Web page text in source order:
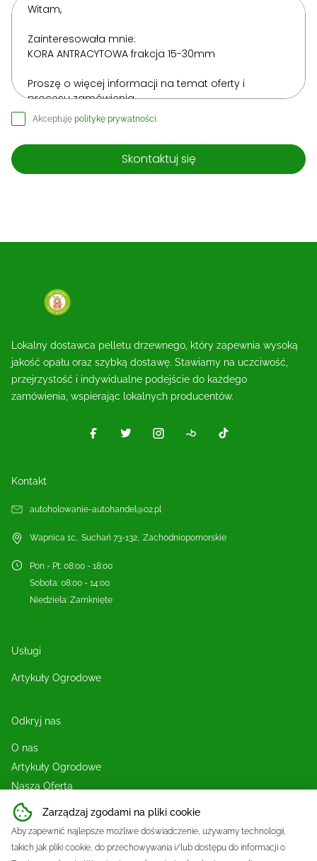
Zarządzaj zgodami na pliki cookie
Aby zapewnić najlepsze możliwe doświadczenie, używamy technologii,
takich jak pliki cookie, do przechowywania i/lub dostępu do informacji o
Akceptuję politykę prywatności.
Skontaktuj się
Lokalny dostawca pelletu drzewnego, który zapewnia wysoką
jakość opału oraz szybką dostawę. Stawiamy na uczciwość,
przejrzystość i indywidualne podejście do każdego
zamówienia, wspierając lokalnych producentów.
Kontakt
autoholowanie-autohandel@o2.pl
Wapnica 1c, Suchań 73-132, Zachodniopomorskie
Pon - Pt: 08:00 - 18:00
Sobota: 08:00 - 14:00
Niedziela: Zamknięte
Usługi
Artykuły Ogrodowe
Odkryj nas
O nas
Artykuły Ogrodowe
Nasza Oferta
Blog
Sklep
Kontakt